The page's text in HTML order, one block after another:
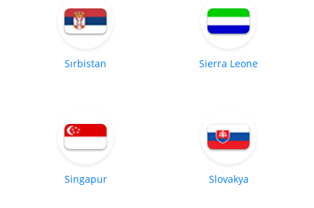
Sırbistan Sierra Leone
Singapur Slovakya